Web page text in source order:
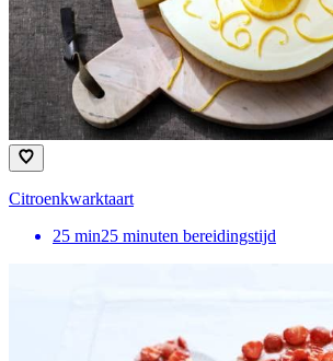
Citroenkwarktaart
25 min25 minuten bereidingstijd